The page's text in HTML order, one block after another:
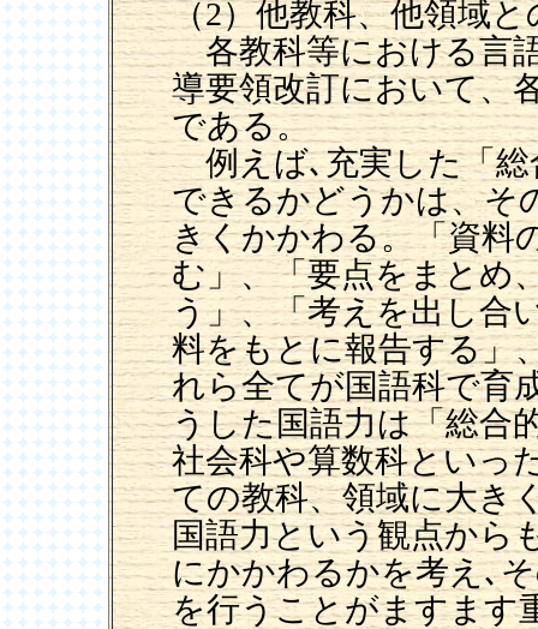
（2）他教科、他領域
各教科等における言
導要領改訂において、
である。
例えば､充実した「総
できるかどうかは、そ
きくかかわる。「資料
む」、「要点をまとめ
う」、「考えを出し合
料をもとに報告する」
れら全てが国語科で育
うした国語力は「総合
社会科や算数科といっ
ての教科、領域に大き
国語力という観点から
にかかわるかを考え､
を行うことがますます